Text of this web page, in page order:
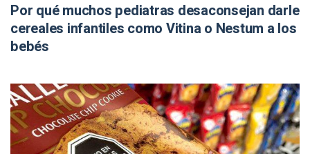
Por qué muchos pediatras desaconsejan darle
cereales infantiles como Vitina o Nestum a los
bebés